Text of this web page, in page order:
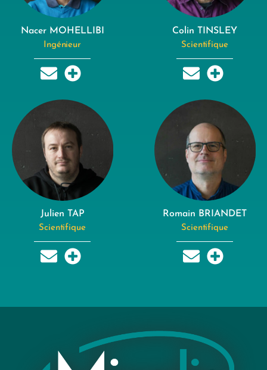
Nacer MOHELLIBI
Ingénieur
Colin TINSLEY
Scientifique
Julien TAP
Scientifique
Romain BRIANDET
Scientifique